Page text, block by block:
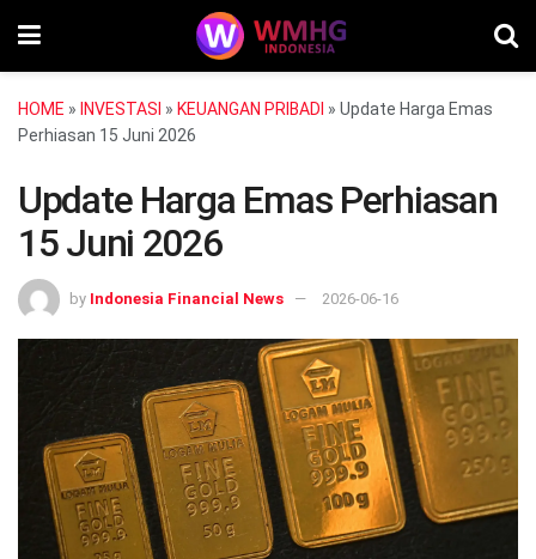
HOME » INVESTASI » KEUANGAN PRIBADI » Update Harga Emas
Perhiasan 15 Juni 2026
Update Harga Emas Perhiasan
15 Juni 2026
by Indonesia Financial News 2026-06-16